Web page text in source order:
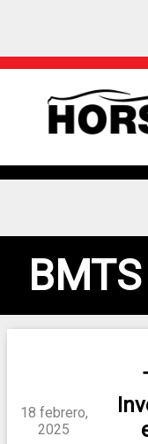
18 febrero,
2025